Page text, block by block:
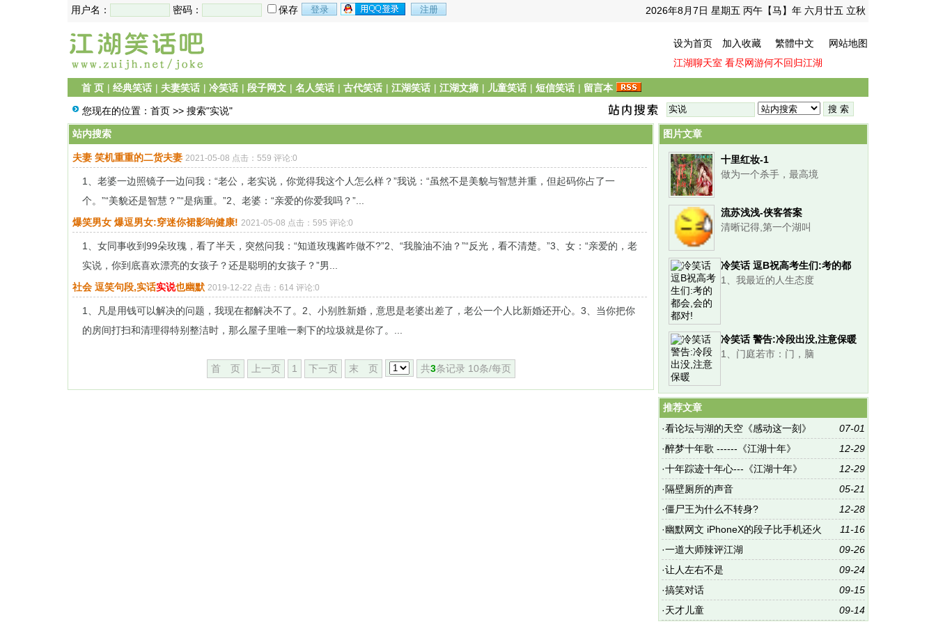
2026年8月7日 星期五 丙午【马】年 六月廿五 立秋
用户名： 密码： 保存
设为首页 加入收藏 繁體中文
网站地图
江湖聊天室 看尽网游何不回归江湖
首 页 | 经典笑话 | 夫妻笑话 | 冷笑话 | 段子网文 | 名人笑话 | 古代笑话 | 江湖笑话 | 江湖文摘 | 儿童笑话 | 短信笑话 | 留言本
您现在的位置： 首页 >> 搜索"实说"
站内搜索
夫妻 笑机重重的二货夫妻 2021-05-08 点击：559 评论:0
1、老婆一边照镜子一边问我：“老公，老实说，你觉得我这个人怎么样？”我说：“虽然不是美貌与智慧并重，但起码你占了一
个。”“美貌还是智慧？”“是病重。”2、老婆：“亲爱的你爱我吗？”...
爆笑男女 爆逗男女:穿迷你裙影响健康! 2021-05-08 点击：595 评论:0
1、女同事收到99朵玫瑰，看了半天，突然问我：“知道玫瑰酱咋做不?”2、“我脸油不油？”“反光，看不清楚。”3、女：“亲爱的，老
实说，你到底喜欢漂亮的女孩子？还是聪明的女孩子？”男...
社会 逗笑句段,实话实说也幽默 2019-12-22 点击：614 评论:0
1、凡是用钱可以解决的问题，我现在都解决不了。2、小别胜新婚，意思是老婆出差了，老公一个人比新婚还开心。3、当你把你
的房间打扫和清理得特别整洁时，那么屋子里唯一剩下的垃圾就是你了。...
首 页 上一页 1 下一页 末 页 共3条记录 10条/每页
图片文章
十里红妆-1
做为一个杀手，最高境
流苏浅浅-侠客答案
清晰记得,第一个湖叫
冷笑话 逗B祝高考生们:考的都
会,会的都对!
1、我最近的人生态度
冷笑话 警告:冷段出没,注意保暖
1、门庭若市：门，脑
推荐文章
07-01
·看论坛与湖的天空《感动这一刻》
12-29
·醉梦十年歌 ------《江湖十年》
12-29
·十年踪迹十年心---《江湖十年》
05-21
·隔壁厕所的声音
12-28
·僵尸王为什么不转身?
11-16
·幽默网文 iPhoneX的段子比手机还火
09-26
·一道大师辣评江湖
09-24
·让人左右不是
09-15
·搞笑对话
09-14
·天才儿童